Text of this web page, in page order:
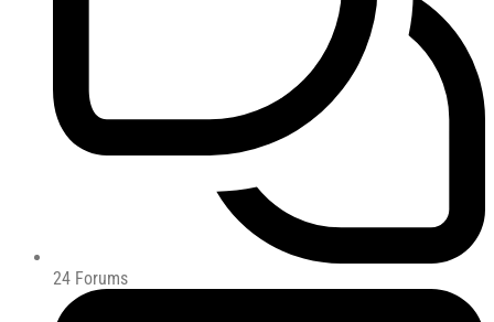
24 Forums